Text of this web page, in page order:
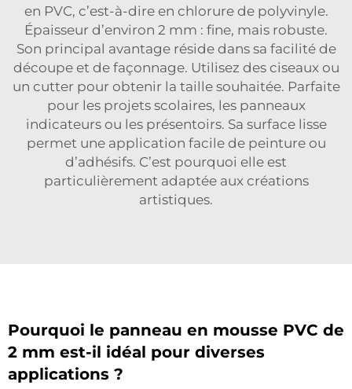
en PVC, c’est-à-dire en chlorure de polyvinyle.
Épaisseur d’environ 2 mm : fine, mais robuste.
Son principal avantage réside dans sa facilité de
découpe et de façonnage. Utilisez des ciseaux ou
un cutter pour obtenir la taille souhaitée. Parfaite
pour les projets scolaires, les panneaux
indicateurs ou les présentoirs. Sa surface lisse
permet une application facile de peinture ou
d’adhésifs. C’est pourquoi elle est
particulièrement adaptée aux créations
artistiques.
Pourquoi le panneau en mousse PVC de
2 mm est-il idéal pour diverses
applications ?